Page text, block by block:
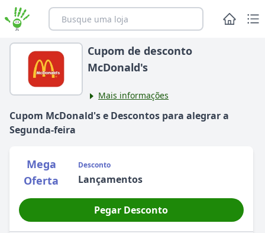
Cupom de desconto
McDonald's
Mais informações
Cupom McDonald'se Descontos para alegrara
Segunda-feira
Mega
Oferta
Desconto
Lançamentos
Pegar Desconto